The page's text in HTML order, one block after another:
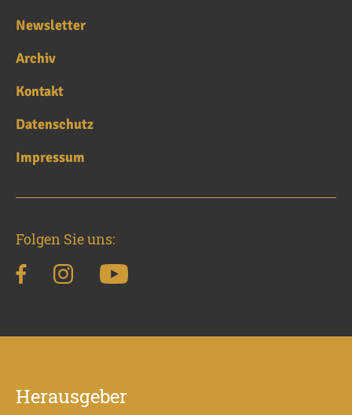
Newsletter
Archiv
Kontakt
Datenschutz
Impressum
Folgen Sie uns:
Herausgeber